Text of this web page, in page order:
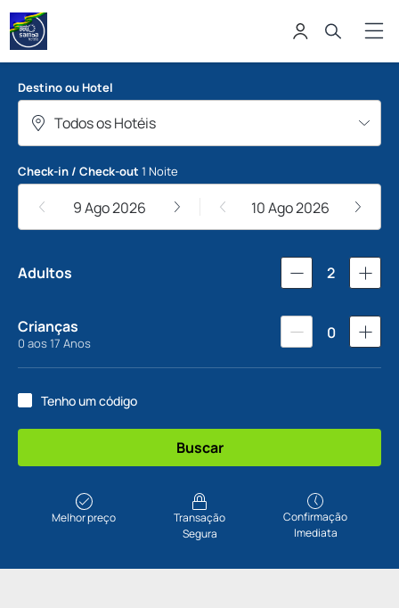
Samba Hoteis
Destino ou Hotel
Check-in / Check-out 1 Noite
9 Ago 2026 10 Ago 2026
Adultos 2
Crianças
0 aos 17 Anos
0
Tenho um código
Buscar
Melhor preço
Transação
Segura
Confirmação
Imediata